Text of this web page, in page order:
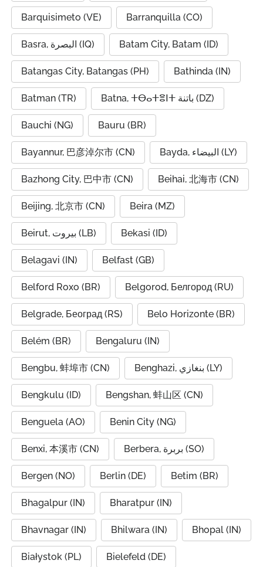
Barquisimeto (VE) Barranquilla (CO)
Basra, البصرة (IQ) Batam City, Batam (ID)
Batangas City, Batangas (PH) Bathinda (IN)
Batman (TR) Batna, ⵜⴱⴰⵜⴻⵏⵜ باتنة (DZ)
Bauchi (NG) Bauru (BR)
Bayannur, 巴彦淖尔市 (CN) Bayda, البيضاء (LY)
Bazhong City, 巴中市 (CN) Beihai, 北海市 (CN)
Beijing, 北京市 (CN) Beira (MZ)
Beirut, بيروت (LB) Bekasi (ID)
Belagavi (IN) Belfast (GB)
Belford Roxo (BR) Belgorod, Белгород (RU)
Belgrade, Београд (RS) Belo Horizonte (BR)
Belém (BR) Bengaluru (IN)
Bengbu, 蚌埠市 (CN) Benghazi, بنغازي (LY)
Bengkulu (ID) Bengshan, 蚌山区 (CN)
Benguela (AO) Benin City (NG)
Benxi, 本溪市 (CN) Berbera, بربرة (SO)
Bergen (NO) Berlin (DE) Betim (BR)
Bhagalpur (IN) Bharatpur (IN)
Bhavnagar (IN) Bhilwara (IN) Bhopal (IN)
Białystok (PL) Bielefeld (DE)